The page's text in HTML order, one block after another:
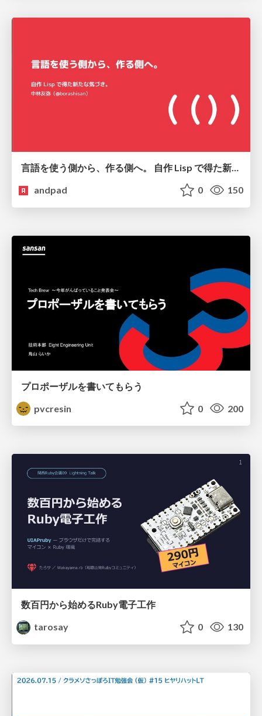
言語を使う側から、作る側へ。 自作 Lisp で得た新たな気づき。
andpad
0 150
プロポーザルを書いてもらう
pvcresin
0 200
数百円から始めるRuby電子工作
tarosay
0 130